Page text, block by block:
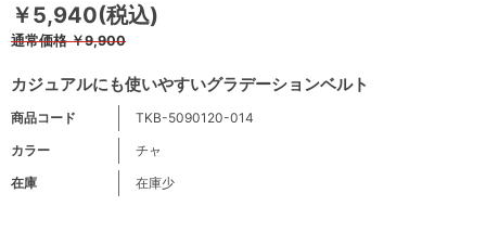
カジュアルにも使いやすいグラデーションベルト
￥5,940(税込)
通常価格￥9,900
商品コード
TKB-5090120-014
カラー
チャ
在庫
在庫少